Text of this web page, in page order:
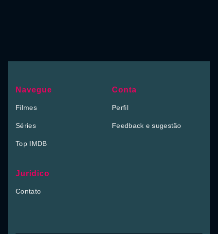
Navegue
Filmes
Séries
Top IMDB
Conta
Perfil
Feedback e sugestão
Jurídico
Contato